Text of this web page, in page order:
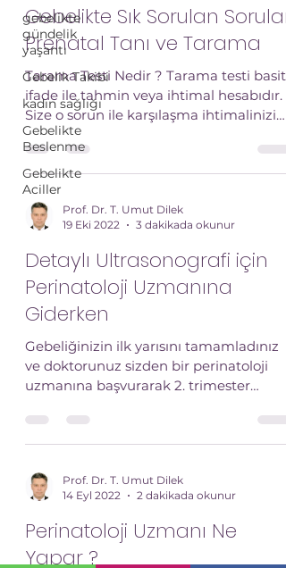
gebelikte
gündelik
yaşantı
Gebelik Takibi
kadın sağlığı
Gebelikte
Beslenme
Gebelikte
Aciller
Gebelikte Sık Sorulan Sorular
Prenatal Tanı ve Tarama
Tarama Testi Nedir ? Tarama testi basit
ifade ile tahmin veya ihtimal hesabıdır.
Size o sorun ile karşılaşma ihtimalinizin
ne olduğunu...
Prof. Dr. T. Umut Dilek
19 Eki 2022
3 dakikada okunur
Detaylı Ultrasonografi için
Perinatoloji Uzmanına
Giderken
Gebeliğinizin ilk yarısını tamamladınız
ve doktorunuz sizden bir perinatoloji
uzmanına başvurarak 2. trimester
Prof. Dr. T. Umut Dilek
14 Eyl 2022
2 dakikada okunur
Perinatoloji Uzmanı Ne
Yapar ?